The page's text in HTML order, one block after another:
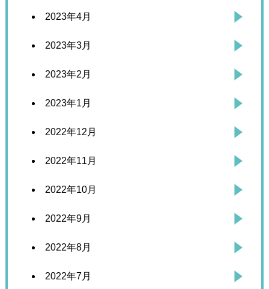
2023年4月
2023年3月
2023年2月
2023年1月
2022年12月
2022年11月
2022年10月
2022年9月
2022年8月
2022年7月